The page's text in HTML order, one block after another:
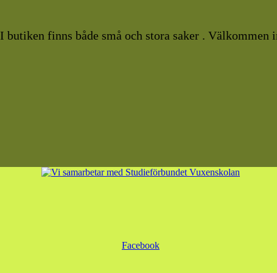
I butiken finns både små och stora saker . Välkommen
Facebook